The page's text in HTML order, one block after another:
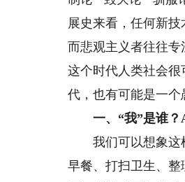
展史来看，任何新
而悲观主义者往往
这个时代人类社会
代，也有可能是一个
一、“我”是谁？
我们可以想象这样
早餐、打扫卫生、